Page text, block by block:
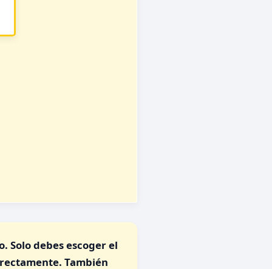
Solo debes escoger el
También